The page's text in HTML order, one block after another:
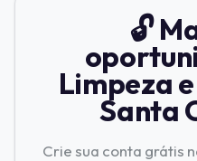
🔓
Limpeza
Santa
Crie sua conta grátis